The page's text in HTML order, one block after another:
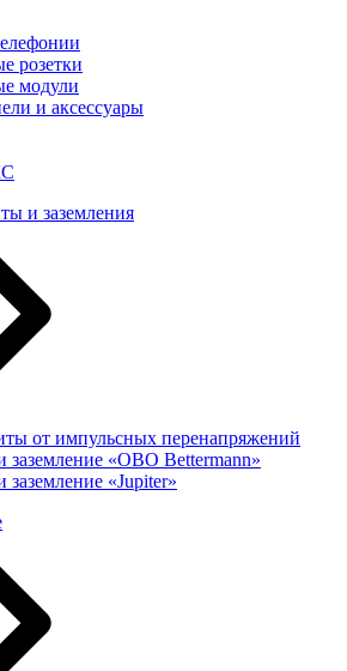
розетки
модули
и аксессуары
и заземления
от импульсных перенапряжений
«OBO Bettermann»
«Jupiter»